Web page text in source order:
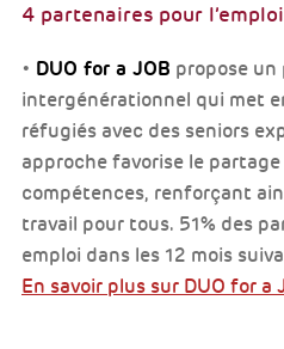
4 partenaires pour
• DUO for a JOB propose
intergénérationnel qui met
réfugiés avec des seniors
approche favorise le
compétences, renforçant
travail pour tous. 51% des
emploi dans les 12 mois
En savoir plus sur DUO for a